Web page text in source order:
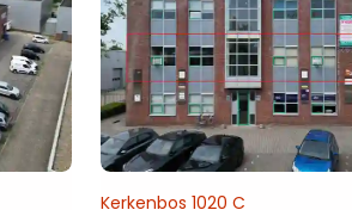
Kerkenbos 1020 C